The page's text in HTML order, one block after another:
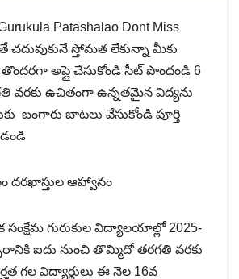
Patashalao Dont Miss
చదువుకునే స్తోమత లేకున్నా మీకు
అప్లై చేసుకోండి సీట్ పొందండి 6
వరకు ఉచితంగా ఉన్నతమైన విద్యను
బంగారు బాటలు వేసుకోండి పూర్తి
దరఖాస్తుల ఆహ్వానం
గురుకుల విద్యాలయాల్లో 2025-
ఐదు నుంచి తొమ్మిదో తరగతి వరకు
గల విద్యార్థులు ఈ నెల 16వ